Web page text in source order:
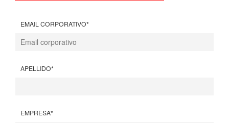
EMAIL CORPORATIVO*
APELLIDO*
EMPRESA*